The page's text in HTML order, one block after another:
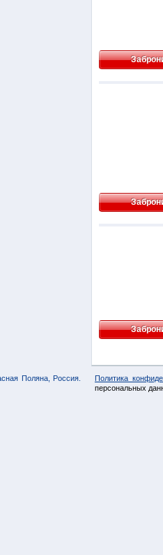
Поляна, Россия.
Политика
персональных